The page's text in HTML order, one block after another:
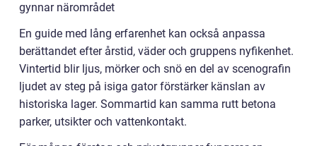
gynnar närområdet
En guide med lång erfarenhet kan också anpassa
berättandet efter årstid, väder och gruppens nyfikenhet.
Vintertid blir ljus, mörker och snö en del av scenografin
ljudet av steg på isiga gator förstärker känslan av
historiska lager. Sommartid kan samma rutt betona
parker, utsikter och vattenkontakt.